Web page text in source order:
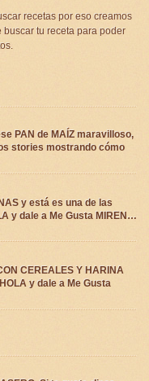
recetas por eso creamos
tu receta para poder
PAN de MAÍZ maravilloso,
stories mostrando cómo
y está es una de las
y dale a Me Gusta MIREN…
CEREALES Y HARINA
y dale a Me Gusta